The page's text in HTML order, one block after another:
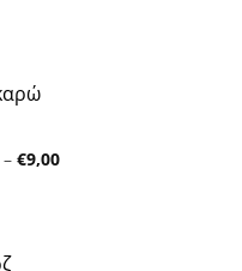
– €9,00Price